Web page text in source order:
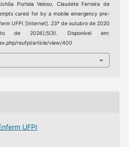
Portela Veloso, Claudete Ferreira de
cared for by a mobile emergency pre-
UFPI [Internet]. 23º de outubro de 2020
de 2026];5(3). Disponível em:
reufpi/article/view/400
UFPI